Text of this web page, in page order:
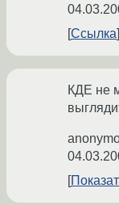
Ссылка
КДЕ не